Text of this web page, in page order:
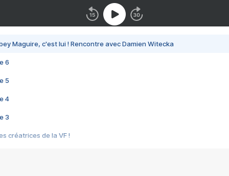
Maguire, c'est lui ! Rencontre avec Damien Witecka
6
5
4
3
créatrices de la VF !